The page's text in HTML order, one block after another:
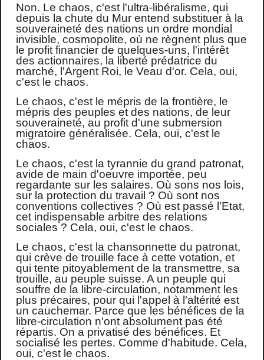
Non. Le chaos, c'est l'ultra-libéralisme, qui
depuis la chute du Mur entend substituer à la
souveraineté des nations un ordre mondial
invisible, cosmopolite, où ne règnent plus que
le profit financier de quelques-uns, l'intérêt
des actionnaires, la liberté prédatrice du
marché, l'Argent Roi, le Veau d'or. Cela, oui,
c'est le chaos.
Le chaos, c'est le mépris de la frontière, le
mépris des peuples et des nations, de leur
souveraineté, au profit d'une submersion
migratoire généralisée. Cela, oui, c'est le
chaos.
Le chaos, c'est la tyrannie du grand patronat,
avide de main d'oeuvre importée, peu
regardante sur les salaires. Où sons nos lois,
sur la protection du travail ? Où sont nos
conventions collectives ? Où est passé l'Etat,
cet indispensable arbitre des relations
sociales ? Cela, oui, c'est le chaos.
Le chaos, c'est la chansonnette du patronat,
qui crève de trouille face à cette votation, et
qui tente pitoyablement de la transmettre, sa
trouille, au peuple suisse. A un peuple qui
souffre de la libre-circulation, notamment les
plus précaires, pour qui l'appel à l'altérité est
un cauchemar. Parce que les bénéfices de la
libre-circulation n'ont absolument pas été
répartis. On a privatisé des bénéfices. Et
socialisé les pertes. Comme d'habitude. Cela,
oui, c'est le chaos.